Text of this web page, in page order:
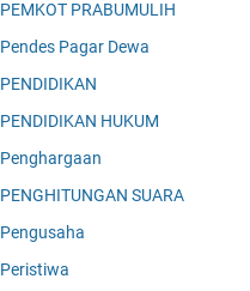
PEMKOT PRABUMULIH
Pendes Pagar Dewa
PENDIDIKAN
PENDIDIKAN HUKUM
Penghargaan
PENGHITUNGAN SUARA
Pengusaha
Peristiwa